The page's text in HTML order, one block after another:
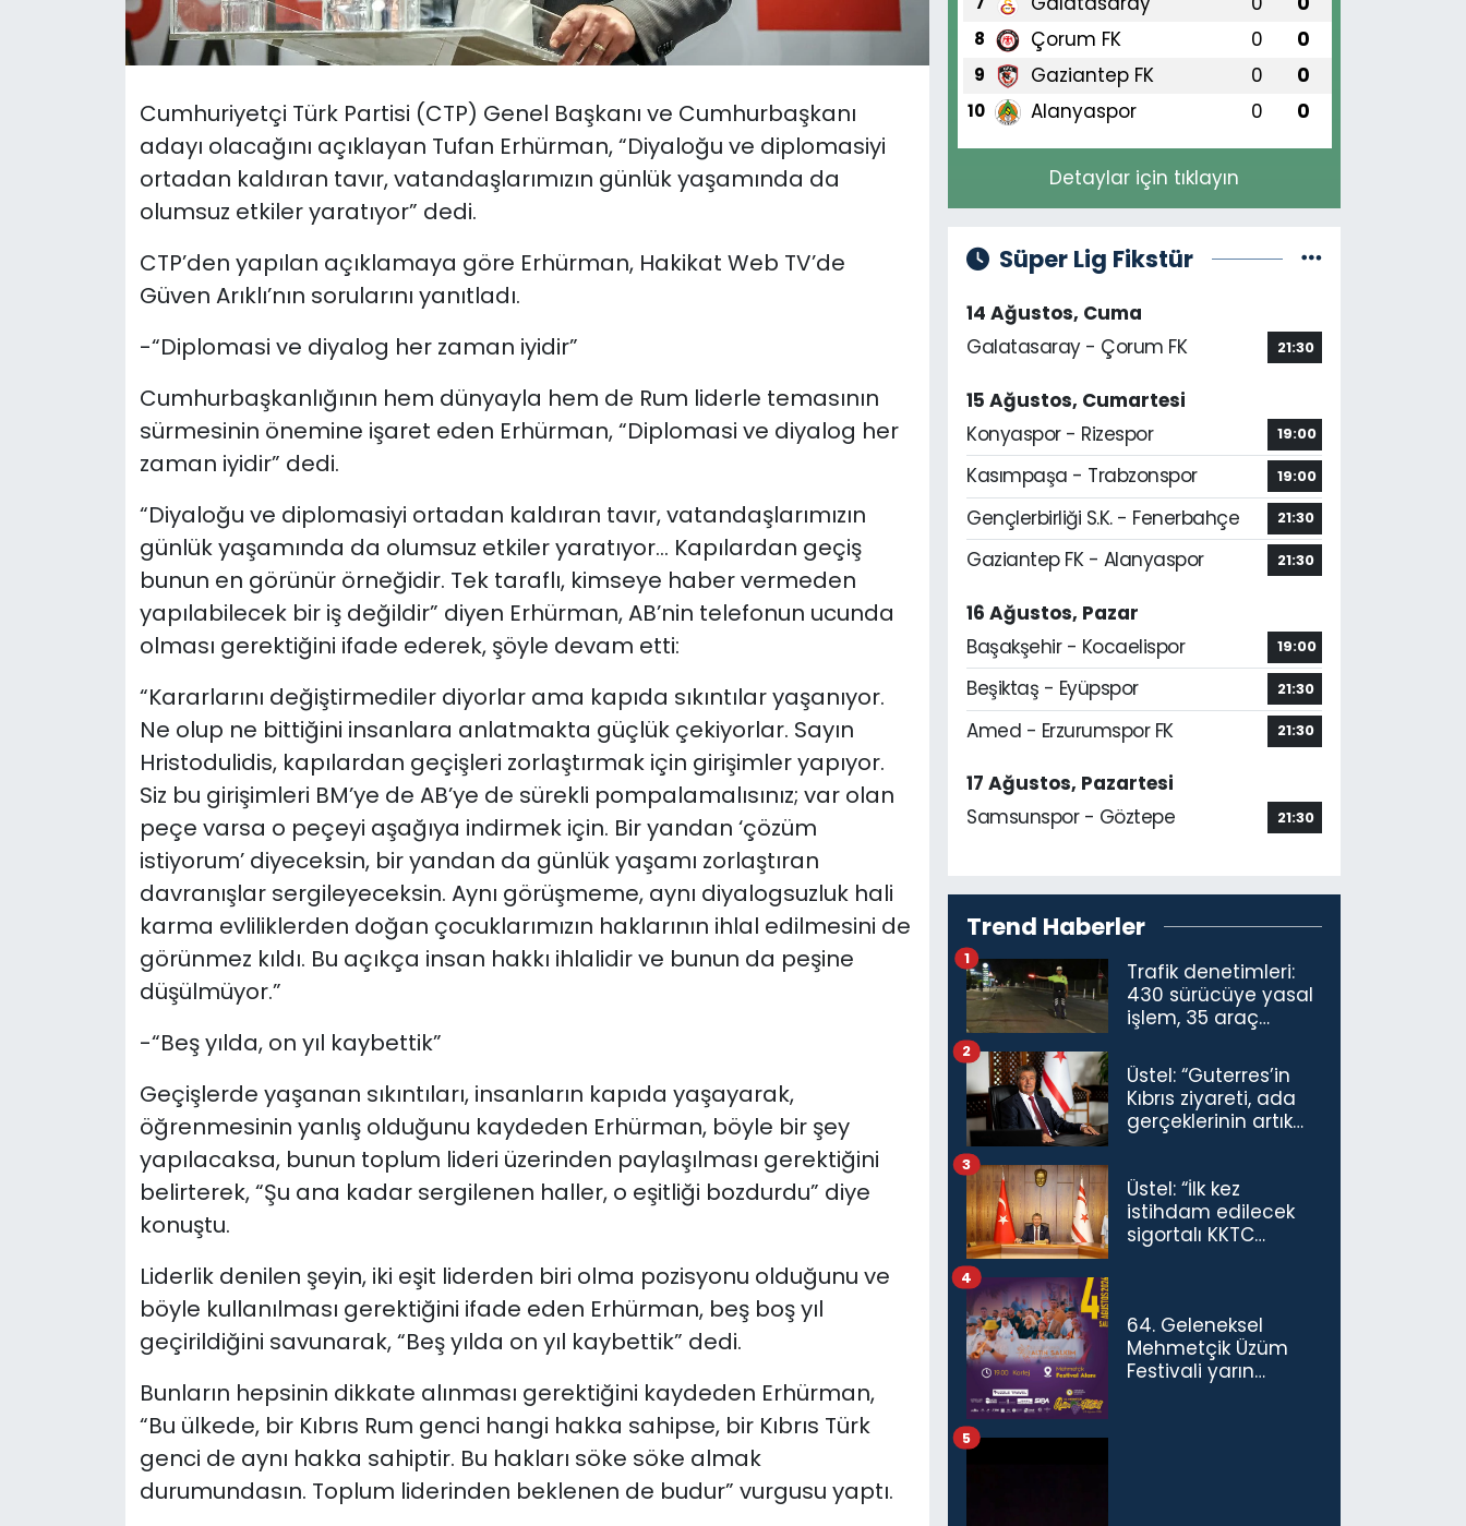
Cumhuriyetçi Türk Partisi (CTP) Genel Başkanı ve Cumhurbaşkanı
adayı olacağını açıklayan Tufan Erhürman, “Diyaloğu ve diplomasiyi
ortadan kaldıran tavır, vatandaşlarımızın günlük yaşamında da
olumsuz etkiler yaratıyor” dedi.
CTP’den yapılan açıklamaya göre Erhürman, Hakikat Web TV’de
Güven Arıklı’nın sorularını yanıtladı.
-“Diplomasi ve diyalog her zaman iyidir”
Cumhurbaşkanlığının hem dünyayla hem de Rum liderle temasının
sürmesinin önemine işaret eden Erhürman, “Diplomasi ve diyalog her
zaman iyidir” dedi.
“Diyaloğu ve diplomasiyi ortadan kaldıran tavır, vatandaşlarımızın
günlük yaşamında da olumsuz etkiler yaratıyor… Kapılardan geçiş
bunun en görünür örneğidir. Tek taraflı, kimseye haber vermeden
yapılabilecek bir iş değildir” diyen Erhürman, AB’nin telefonun ucunda
olması gerektiğini ifade ederek, şöyle devam etti:
“Kararlarını değiştirmediler diyorlar ama kapıda sıkıntılar yaşanıyor.
Ne olup ne bittiğini insanlara anlatmakta güçlük çekiyorlar. Sayın
Hristodulidis, kapılardan geçişleri zorlaştırmak için girişimler yapıyor.
Siz bu girişimleri BM’ye de AB’ye de sürekli pompalamalısınız; var olan
peçe varsa o peçeyi aşağıya indirmek için. Bir yandan ‘çözüm
istiyorum’ diyeceksin, bir yandan da günlük yaşamı zorlaştıran
davranışlar sergileyeceksin. Aynı görüşmeme, aynı diyalogsuzluk hali
karma evliliklerden doğan çocuklarımızın haklarının ihlal edilmesini de
görünmez kıldı. Bu açıkça insan hakkı ihlalidir ve bunun da peşine
düşülmüyor.”
-“Beş yılda, on yıl kaybettik”
Geçişlerde yaşanan sıkıntıları, insanların kapıda yaşayarak,
öğrenmesinin yanlış olduğunu kaydeden Erhürman, böyle bir şey
yapılacaksa, bunun toplum lideri üzerinden paylaşılması gerektiğini
belirterek, “Şu ana kadar sergilenen haller, o eşitliği bozdurdu” diye
konuştu.
Liderlik denilen şeyin, iki eşit liderden biri olma pozisyonu olduğunu ve
böyle kullanılması gerektiğini ifade eden Erhürman, beş boş yıl
geçirildiğini savunarak, “Beş yılda on yıl kaybettik” dedi.
Bunların hepsinin dikkate alınması gerektiğini kaydeden Erhürman,
“Bu ülkede, bir Kıbrıs Rum genci hangi hakka sahipse, bir Kıbrıs Türk
genci de aynı hakka sahiptir. Bu hakları söke söke almak
durumundasın. Toplum liderinden beklenen de budur” vurgusu yaptı.
8 Çorum FK 0 0
9 Gaziantep FK 0 0
10 Alanyaspor 0 0
Detaylar için tıklayın
Süper Lig Fikstür
14 Ağustos, Cuma
Galatasaray - Çorum FK
21:30
15 Ağustos, Cumartesi
Konyaspor - Rizespor
19:00
Kasımpaşa - Trabzonspor 19:00
Gençlerbirliği S.K. - Fenerbahçe 21:30
Gaziantep FK - Alanyaspor 21:30
16 Ağustos, Pazar
Başakşehir - Kocaelispor
19:00
Beşiktaş - Eyüpspor 21:30
Amed - Erzurumspor FK 21:30
17 Ağustos, Pazartesi
Samsunspor - Göztepe
21:30
Trend Haberler
Trafik denetimleri:
430 sürücüye yasal
işlem, 35 araç
1
Üstel: “Guterres’in
Kıbrıs ziyareti, ada
gerçeklerinin artık
göstermiştir”
2
Üstel: “İlk kez
istihdam edilecek
sigortalı KKTC
3
64. Geleneksel
Mehmetçik Üzüm
Festivali yarın
4
5
SAĞLIK
Teknoloji
Video Galeri
Yazarlar